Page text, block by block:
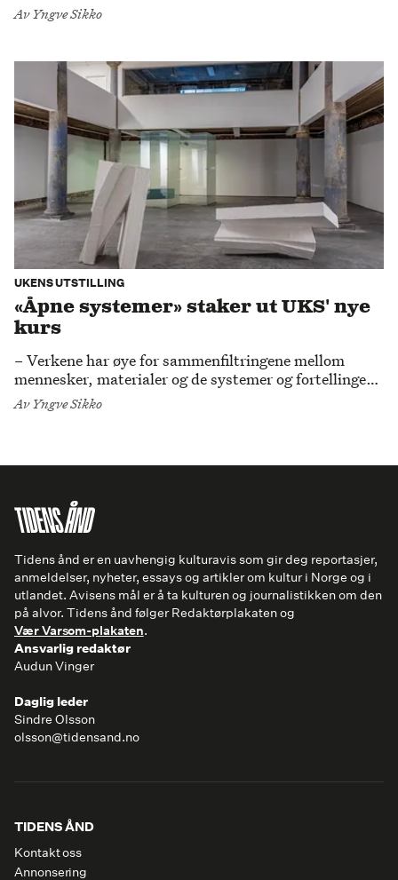
Av Yngve Sikko
UKENS UTSTILLING
«Åpne systemer» staker ut UKS' nye
kurs
– Verkene har øye for sammenfiltringene mellom
mennesker, materialer og de systemer og fortellinger
vi lever i og med, sier daglig leder ved UKS, Miriam
Wistreich.
Av Yngve Sikko
Tidens ånd er en uavhengig kulturavis som gir deg reportasjer,
anmeldelser, nyheter, essays og artikler om kultur i Norge og i
utlandet. Avisens mål er å ta kulturen og journalistikken om den
på alvor. Tidens ånd følger Redaktørplakaten og
Vær Varsom-plakaten.
Ansvarlig redaktør
Audun Vinger
Daglig leder
Sindre Olsson
olsson@tidensand.no
TIDENS ÅND
Kontakt oss
Annonsering